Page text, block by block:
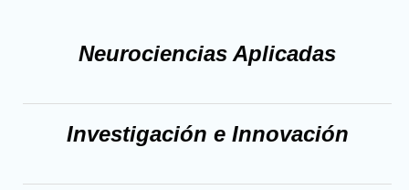
Neurociencias Aplicadas
Investigación e Innovación